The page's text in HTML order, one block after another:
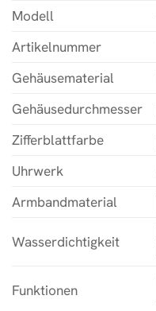
Modell
Artikelnummer
Gehäusematerial
Gehäusedurchmesser
Zifferblattfarbe
Uhrwerk
Armbandmaterial
Wasserdichtigkeit
Funktionen